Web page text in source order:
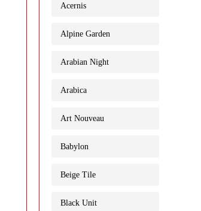
Acernis
Alpine Garden
Arabian Night
Arabica
Art Nouveau
Babylon
Beige Tile
Black Unit